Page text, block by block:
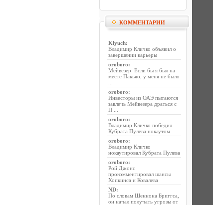
КОММЕНТАРИИ
Klyuch:
Владимир Кличко объявил о
завершении карьеры
oroboro:
Мейвезер: Если бы я был на
месте Пакьяо, у меня не было
oroboro:
Инвесторы из ОАЭ пытаются
завлечь Мейвезера драться с
П ...
oroboro:
Владимир Кличко победил
Кубрата Пулева нокаутом
oroboro:
Владимир Кличко
нокаутировал Кубрата Пулева
oroboro:
Рой Джонс
прокомментировал шансы
Хопкинса и Ковалева
ND:
По словам Шеннона Бриггса,
он начал получать угрозы от